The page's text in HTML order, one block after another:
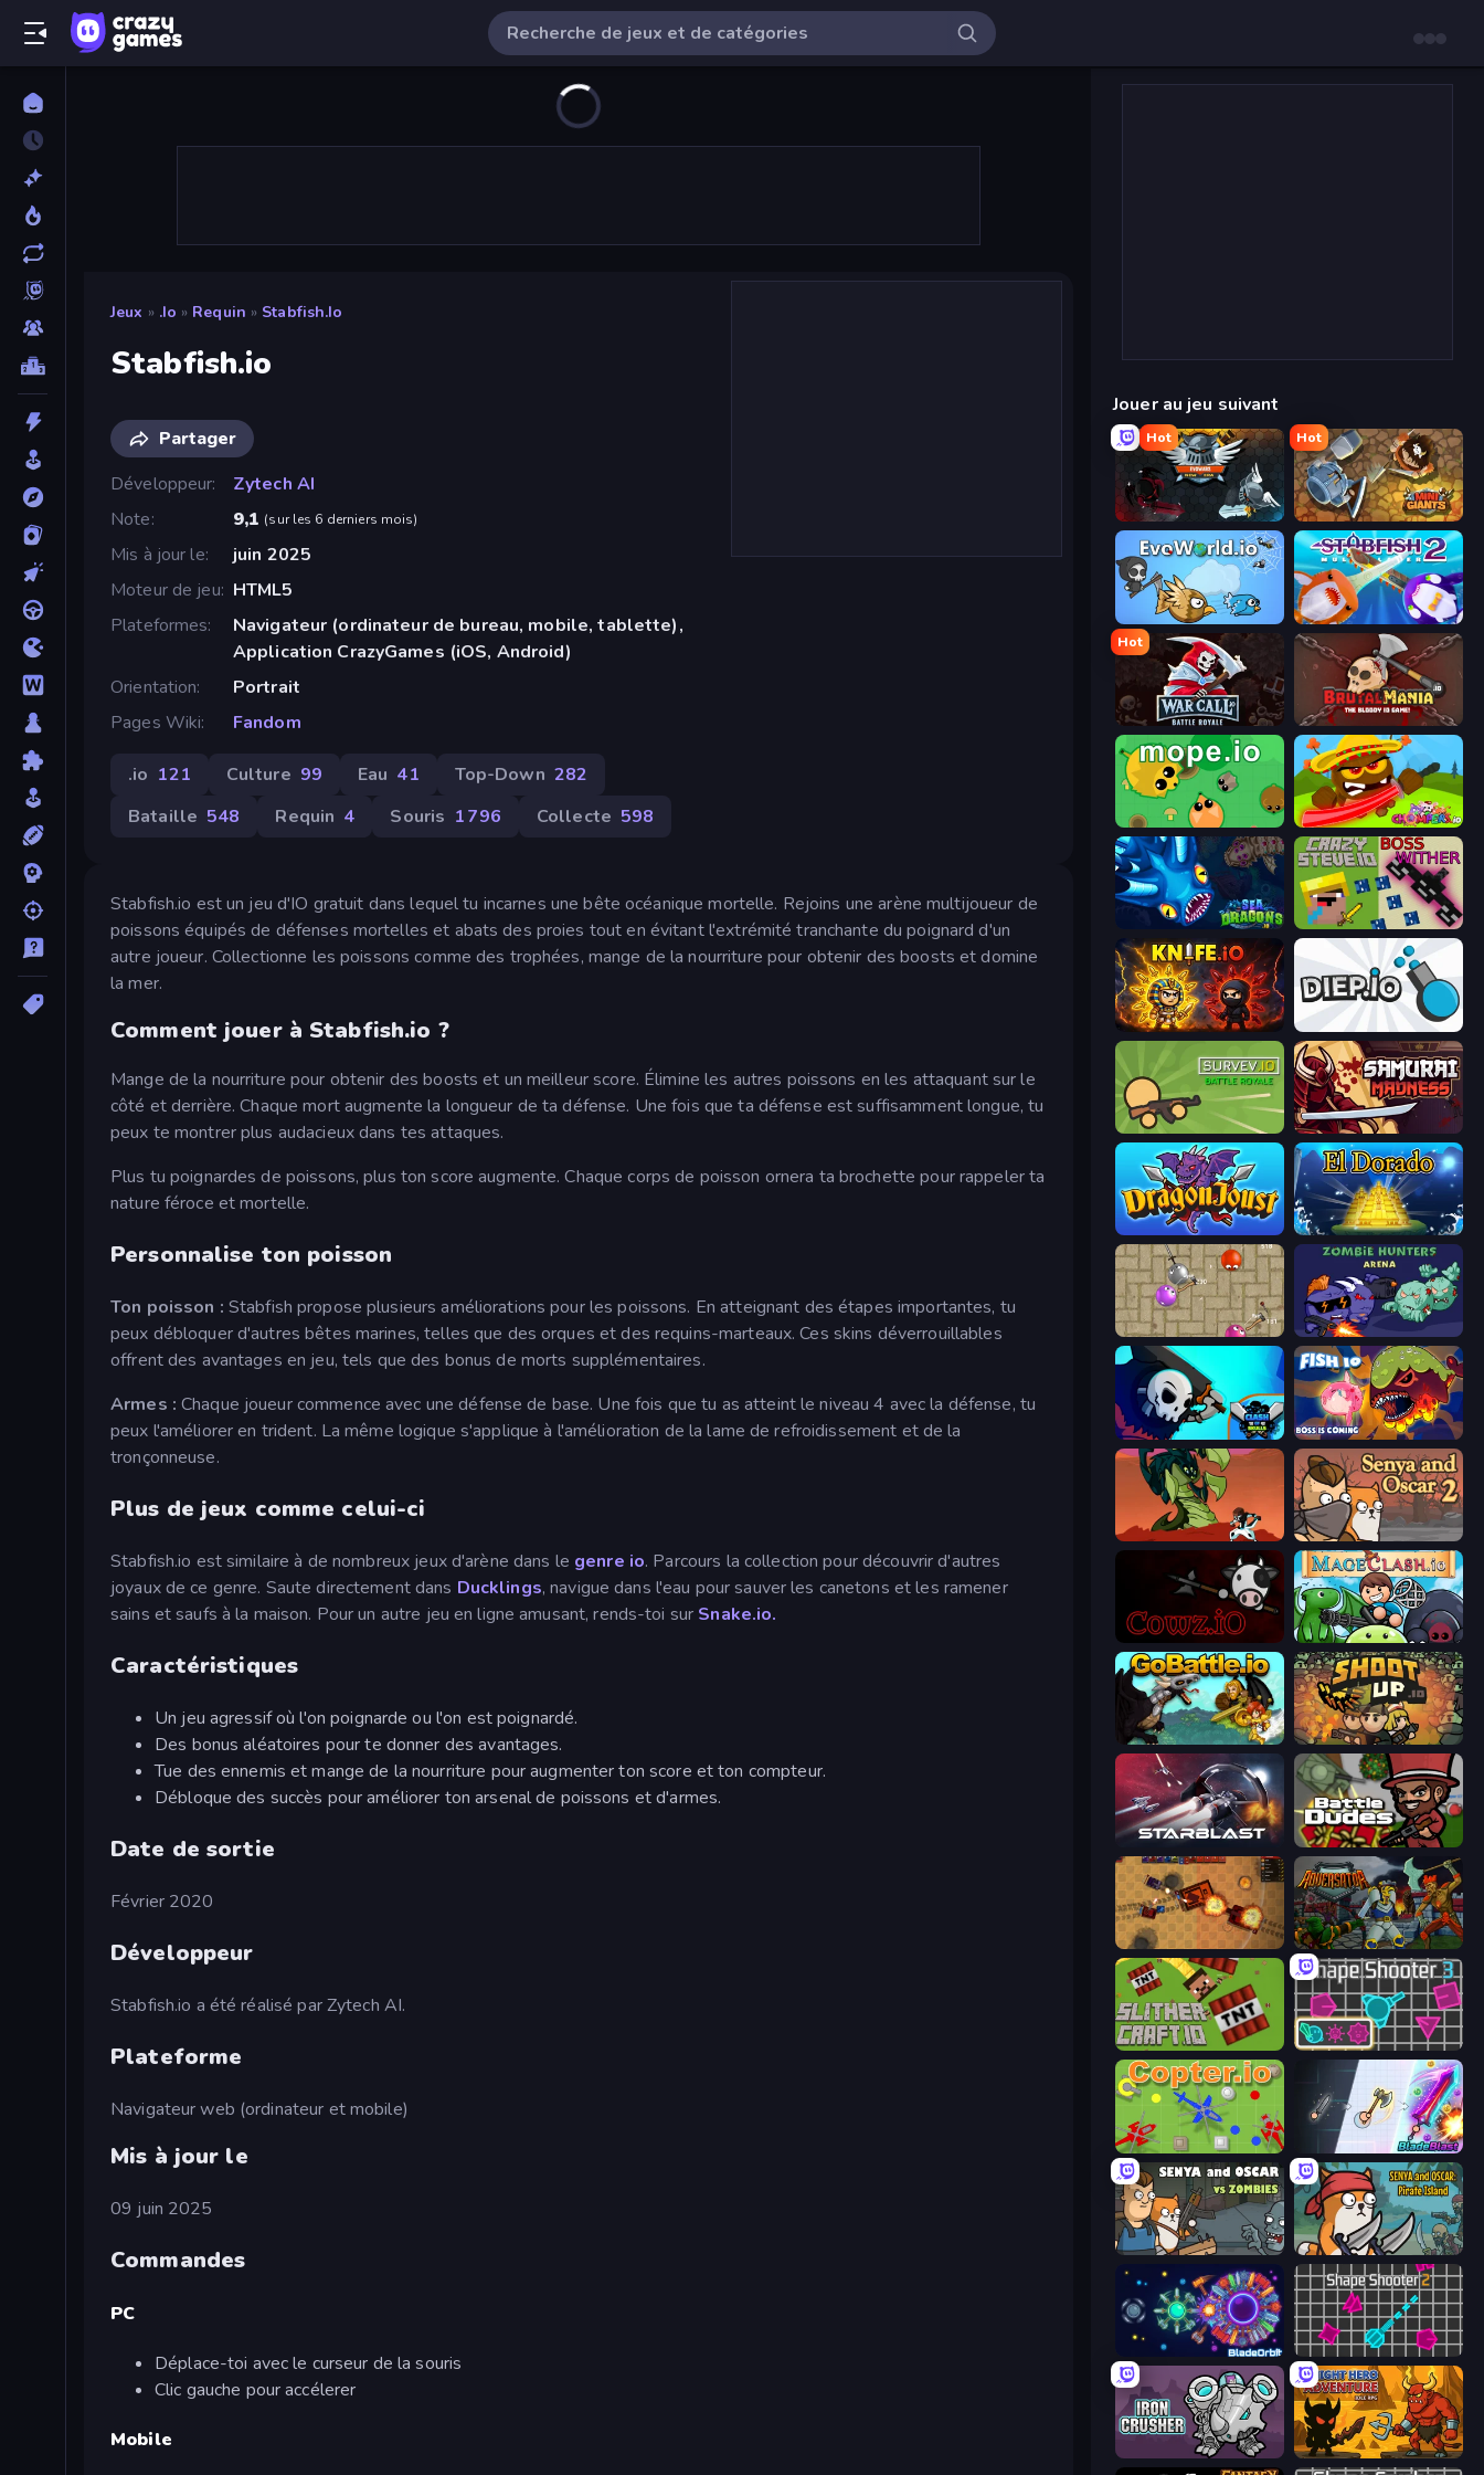
Jeux » .io » Requin » Stabfish.io
Stabfish.io
Partager
Développeur
Zytech AI
Note
9,1 (sur les 6 derniers mois)
Mis à jour le
juin 2025
Moteur de jeu HTML5
Plateformes
Navigateur (ordinateur de bureau, mobile, tablette),
Application CrazyGames (iOS, Android)
Orientation
Portrait
Pages Wiki
Fandom
.io 121 Culture 99 Eau 41 Top-Down 282
Bataille 548 Requin 4 Souris 1 796 Collecte 598
Stabfish.io est un jeu d'IO gratuit dans lequel tu incarnes une bête océanique mortelle. Rejoins une arène multijoueur de
poissons équipés de défenses mortelles et abats des proies tout en évitant l'extrémité tranchante du poignard d'un
autre joueur. Collectionne les poissons comme des trophées, mange de la nourriture pour obtenir des boosts et domine
la mer.
Comment jouer à Stabfish.io ?
Mange de la nourriture pour obtenir des boosts et un meilleur score. Élimine les autres poissons en les attaquant sur le
côté et derrière. Chaque mort augmente la longueur de ta défense. Une fois que ta défense est suffisamment longue, tu
peux te montrer plus audacieux dans tes attaques.
Plus tu poignardes de poissons, plus ton score augmente. Chaque corps de poisson ornera ta brochette pour rappeler ta
nature féroce et mortelle.
Personnalise ton poisson
Ton poisson : Stabfish propose plusieurs améliorations pour les poissons. En atteignant des étapes importantes, tu
peux débloquer d'autres bêtes marines, telles que des orques et des requins-marteaux. Ces skins déverrouillables
offrent des avantages en jeu, tels que des bonus de morts supplémentaires.
Armes : Chaque joueur commence avec une défense de base. Une fois que tu as atteint le niveau 4 avec la défense, tu
peux l'améliorer en trident. La même logique s'applique à l'amélioration de la lame de refroidissement et de la
tronçonneuse.
Plus de jeux comme celui-ci
Stabfish.io est similaire à de nombreux jeux d'arène dans le genre io. Parcours la collection pour découvrir d'autres
joyaux de ce genre. Saute directement dans Ducklings, navigue dans l'eau pour sauver les canetons et les ramener
sains et saufs à la maison. Pour un autre jeu en ligne amusant, rends-toi sur Snake.io.
Caractéristiques
Un jeu agressif où l'on poignarde ou l'on est poignardé.
Des bonus aléatoires pour te donner des avantages.
Tue des ennemis et mange de la nourriture pour augmenter ton score et ton compteur.
Débloque des succès pour améliorer ton arsenal de poissons et d'armes.
Date de sortie
Février 2020
Développeur
Stabfish.io a été réalisé par Zytech AI.
Plateforme
Navigateur web (ordinateur et mobile)
Mis à jour le
09 juin 2025
Commandes
PC
Déplace-toi avec le curseur de la souris
Clic gauche pour accélerer
Mobile
Jouer au jeu suivant
Hot
EvoWars.io
Hot
MiniGiants.io
Stabfish 2
Hot
WarCall.io BrutalMania.io (Brutal Mania)
Mope.io Chompers.io
SeaDragons.io CrazySteve.io
Knife.io Diep.io
Survev.io Samurai Madness
Dragon Joust (.io) El Dorado Lite
Balloons.io Zombie Hunters Online
Clash of Skulls Fish IO
Monster Impact Senya and Oscar 2
cowz.io Mageclash.io
GoBattle.io Shootup.io
StarBlast BattleDudes.io
Tanko.io Adversator
SlitherCraft.io Shape Shooter 3
Copter.io BladeBlast.io
Senya and Oscar vs Zombies Senya and Oscar: Pirate Island
BladeOrbit.io Shape Shooter 2
Iron Crusher Knight Hero Adventure Idle RPG